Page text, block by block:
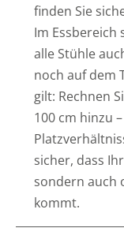
finden Sie
Im Essbereich
alle Stühle
noch auf dem
gilt: Rechnen
100 cm hinzu
sicher, dass
sondern auch
kommt.